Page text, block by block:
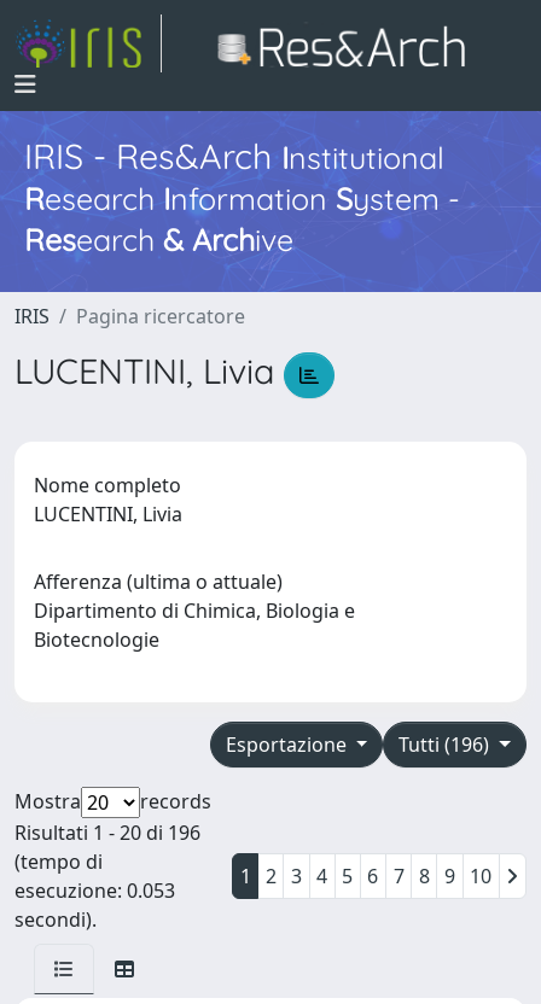
IRIS - Res&ArchInstitutional
Research InformationSystem -
Research & Archive
IRIS Pagina ricercatore
LUCENTINI, Livia
Nome completo
LUCENTINI, Livia
Afferenza (ultima o attuale)
Dipartimento di Chimica, Biologia e
Biotecnologie
Tutti (196)
Esportazione
Mostra
records
Risultati 1 - 20 di 196
(tempo di
esecuzione: 0.053
secondi).
1 2 3 4 5 6 7 8 9 10